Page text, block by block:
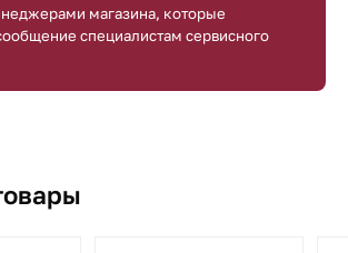
магазина, которые
специалистам сервисного